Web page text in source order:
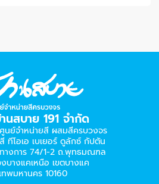
นสบาย 191 จำกัด
นย์จำหน่ายสี ผสมสีครบวงจร
ทีโอเอ เบเยอร์​ ดูลักซ์ กัปตัน
างการ 74/1-2 ถ.พุทธมณฑล
บางแคเหนือ เขตบางแค
ทพมหานคร 10160